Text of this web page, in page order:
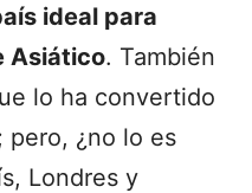
ideal para
Asiático. También
lo ha convertido
¿no lo es
Londres y